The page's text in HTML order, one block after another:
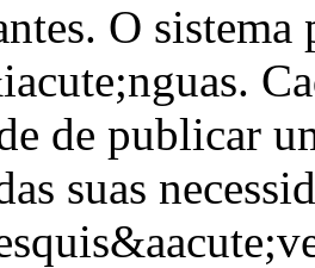
O
de publicar
suas